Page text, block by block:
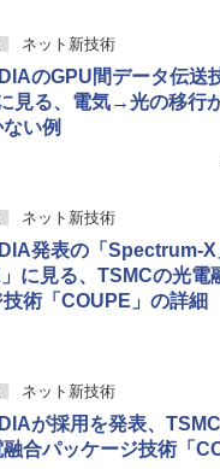
ネット新技術
のGPU間データ伝送
見る、電気→光の移行
い例
ネット新技術
発表の「Spectrum-
に見る、TSMCの光電
技術「COUPE」の詳細
ネット新技術
が採用を発表、
合パッケージ技術「